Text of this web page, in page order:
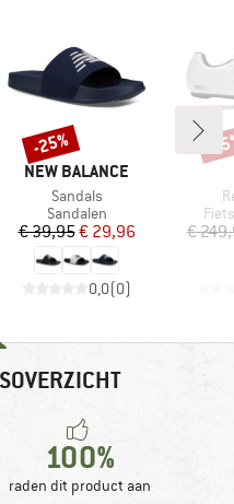
MERK
NEW BALANCE
Artikel
Sandals
Productgroep
Sandalen
Prijs
€ 39,95Verlaagde prijs
€ 29,96
0,0(0)
Korting
-25%
€
-
100%
raden dit product aan